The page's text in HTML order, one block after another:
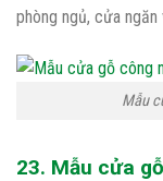
phòng ngủ, cửa
Mẫu
23. Mẫu cửa